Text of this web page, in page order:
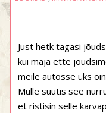
Just hetk tagasi
kui maja ette
meile autosse üks
Mulle suutis see
et ristisin selle